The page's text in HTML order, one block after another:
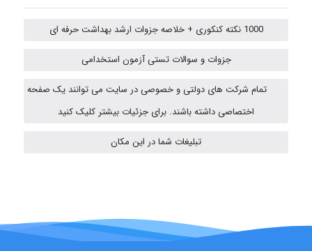
ehtesham
fatima
1000 نکته کنکوری + خلاصه جزوات ارشد بهداشت حرفه ای
جزوات و سوالات تستی آزمون استخدامی
تمام شرکت های دولتی و خصوصی در سایت می توانند یک صفحه
اختصاصی داشته باشند. برای جزئیات بیشتر کلیک کنید
تبلیغات شما در این مکان